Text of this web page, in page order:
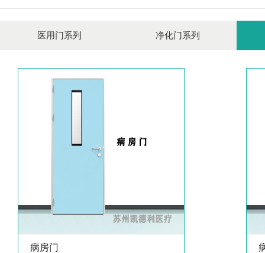
医用门系列
手术室气密门
净化门系列
钢质门
病房门